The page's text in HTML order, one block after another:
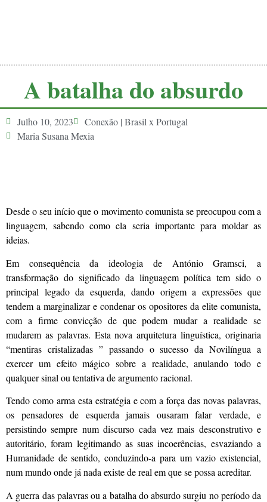
A batalha do absurdo
Julho 10, 2023
Conexão | Brasil x Portugal
Maria Susana Mexia
Desde o seu início que o movimento comunista se preocupou com a
linguagem, sabendo como ela seria importante para moldar as
ideias.
Em consequência da ideologia de António Gramsci, a
transformação do significado da linguagem política tem sido o
principal legado da esquerda, dando origem a expressões que
tendem a marginalizar e condenar os opositores da elite comunista,
com a firme convicção de que podem mudar a realidade se
mudarem as palavras. Esta nova arquitetura linguística, originaria
“mentiras cristalizadas ” passando o sucesso da Novilíngua a
exercer um efeito mágico sobre a realidade, anulando todo e
qualquer sinal ou tentativa de argumento racional.
Tendo como arma esta estratégia e com a força das novas palavras,
os pensadores de esquerda jamais ousaram falar verdade, e
persistindo sempre num discurso cada vez mais desconstrutivo e
autoritário, foram legitimando as suas incoerências, esvaziando a
Humanidade de sentido, conduzindo-a para um vazio existencial,
num mundo onde já nada existe de real em que se possa acreditar.
A guerra das palavras ou a batalha do absurdo surgiu no período da